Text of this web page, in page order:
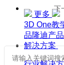
更多
3D One教
品隆迪产品
解决方案
下